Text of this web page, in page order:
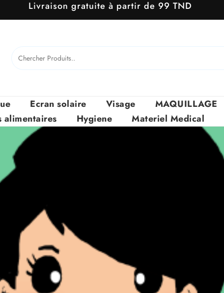
Livraison gratuite à partir de 99 TND
Ecran solaire Visage MAQUILLAGE
alimentaires
Hygiene Materiel Medical